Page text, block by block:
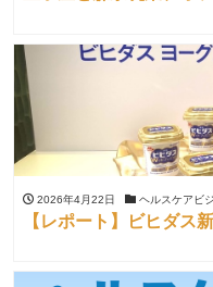
2026年4月22日 ヘルスケアビ
【レポート】ビヒダス